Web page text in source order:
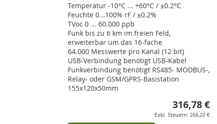
Temperatur -10°C ... +60°C / ±0.2°C
Feuchte 0...100% rF / ±0.2%
TVoc 0 ... 60.000 ppb
Funk bis zu 6 km im freien Feld,
erweiterbar um das 16-fache
64.000 Messwerte pro Kanal (12 bit)
USB-Verbindung benötigt USB-Kabel
Funkverbindung benötigt RS485- MODBUS-,
Relay- oder GSM/GPRS-Basistation
155x120x50mm
316,78 €
266,20 €